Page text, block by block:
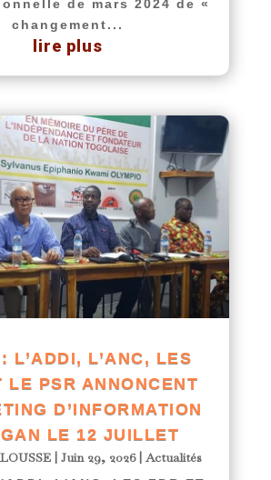
de mars 2024 de «
changement...
lire plus
L’ADDI, L’ANC, LES
LE PSR ANNONCENT
D’INFORMATION
LE 12 JUILLET
| Juin 29, 2026| Actualités